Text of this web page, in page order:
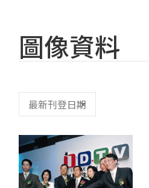
圖像資料